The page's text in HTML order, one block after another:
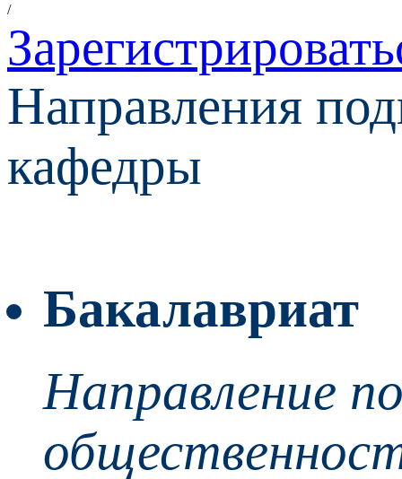
/
Направления
кафедры
Бакалавриат
Направление